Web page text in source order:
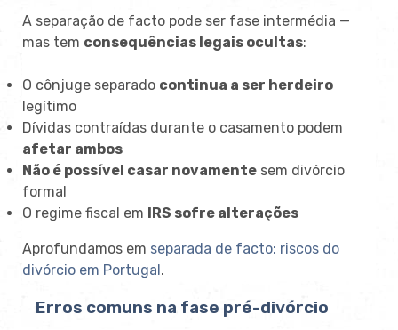
A separação de facto pode ser fase intermédia —
mas tem consequências legais ocultas:
O cônjuge separado continua a ser herdeiro
legítimo
Dívidas contraídas durante o casamento podem
afetar ambos
Não é possível casar novamente sem divórcio
formal
O regime fiscal em IRS sofre alterações
Aprofundamos em separada de facto: riscos do
divórcio em Portugal.
Erros comuns na fase pré-divórcio